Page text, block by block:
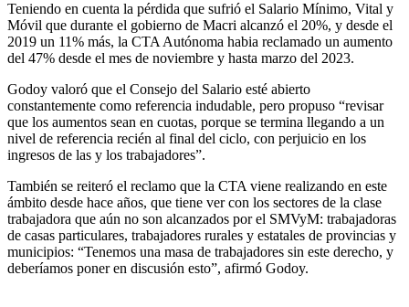
Teniendo en cuenta la pérdida que sufrió el Salario Mínimo, Vital y
Móvil que durante el gobierno de Macri alcanzó el 20%, y desde el
2019 un 11% más, la CTA Autónoma habia reclamado un aumento
del 47% desde el mes de noviembre y hasta marzo del 2023.
Godoy valoró que el Consejo del Salario esté abierto
constantemente como referencia indudable, pero propuso “revisar
que los aumentos sean en cuotas, porque se termina llegando a un
nivel de referencia recién al final del ciclo, con perjuicio en los
ingresos de las y los trabajadores”.
También se reiteró el reclamo que la CTA viene realizando en este
ámbito desde hace años, que tiene ver con los sectores de la clase
trabajadora que aún no son alcanzados por el SMVyM: trabajadoras
de casas particulares, trabajadores rurales y estatales de provincias y
municipios: “Tenemos una masa de trabajadores sin este derecho, y
deberíamos poner en discusión esto”, afirmó Godoy.